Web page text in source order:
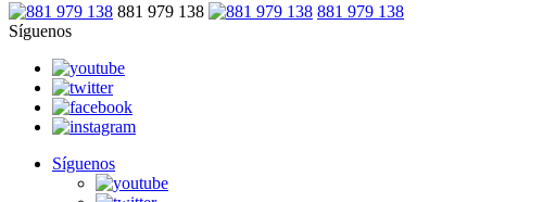
881 979 138
881 979 138
Síguenos
Síguenos